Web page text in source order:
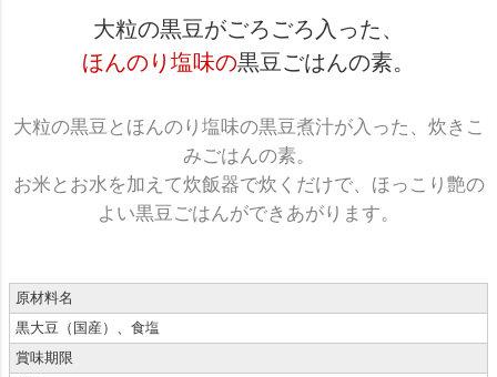
大粒の黒豆がごろごろ入った、
ほんのり塩味の黒豆ごはんの素。
大粒の黒豆とほんのり塩味の黒豆煮汁が入った、炊きこ
みごはんの素。
お米とお水を加えて炊飯器で炊くだけで、ほっこり艶の
よい黒豆ごはんができあがります。
原材料名
黒大豆（国産）、食塩
賞味期限